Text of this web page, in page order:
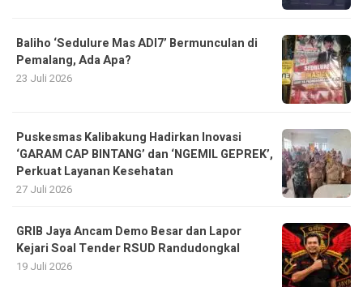
Baliho ‘Sedulure Mas ADI7’ Bermunculan di
Pemalang, Ada Apa?
23 Juli 2026
Puskesmas Kalibakung Hadirkan Inovasi
‘GARAM CAP BINTANG’ dan ‘NGEMIL GEPREK’,
Perkuat Layanan Kesehatan
27 Juli 2026
GRIB Jaya Ancam Demo Besar dan Lapor
Kejari Soal Tender RSUD Randudongkal
19 Juli 2026